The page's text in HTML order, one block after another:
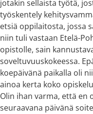
jotakin sellaista työtä,
työskentely
etsiä oppilaitosta, jossa
niin tuli vastaan Etelä-
opistolle, sain
soveltuvuuskokeessa.
koepäivänä paikalla oli
ainoa kerta koko
Olin ihan varma, että en
seuraavana päivänä